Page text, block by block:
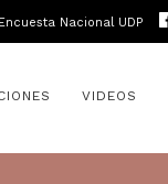
Encuesta Nacional UDP
VIDEOS